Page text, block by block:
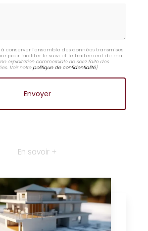
conserver l'ensemble des données transmises
pour faciliter le suivi et le traitement de ma
exploitation commerciale ne sera faite des
Voir notrepolitique de confidentialité)
En savoir +